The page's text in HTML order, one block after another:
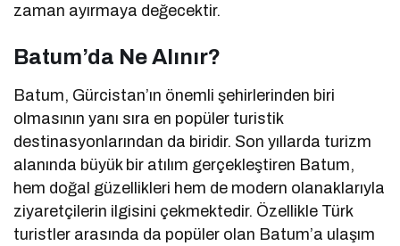
zaman ayırmaya değecektir.
Batum’da Ne Alınır?
Batum, Gürcistan’ın önemli şehirlerinden biri
olmasının yanı sıra en popüler turistik
destinasyonlarından da biridir. Son yıllarda turizm
alanında büyük bir atılım gerçekleştiren Batum,
hem doğal güzellikleri hem de modern olanaklarıyla
ziyaretçilerin ilgisini çekmektedir. Özellikle Türk
turistler arasında da popüler olan Batum’a ulaşım